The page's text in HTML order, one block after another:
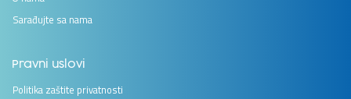
Sarađujte sa nama
Pravni uslovi
Politika zaštite privatnosti